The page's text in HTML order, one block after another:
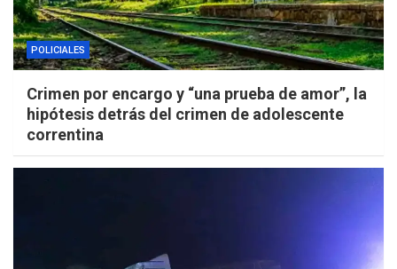
POLICIALES
Crimen por encargo y “una prueba de amor”, la
hipótesis detrás del crimen de adolescente
correntina